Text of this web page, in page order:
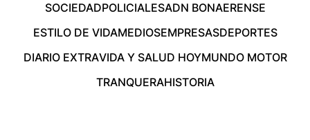
SOCIEDADPOLICIALESADN BONAERENSE
ESTILO DE VIDAMEDIOSEMPRESASDEPORTES
DIARIO EXTRAVIDA Y SALUD HOYMUNDO MOTOR
TRANQUERAHISTORIA